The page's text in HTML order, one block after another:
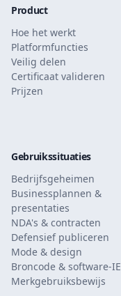
Product
Hoe het werkt
Platformfuncties
Veilig delen
Certificaat valideren
Prijzen
Gebruikssituaties
Bedrijfsgeheimen
Businessplannen &
presentaties
NDA's & contracten
Defensief publiceren
Mode & design
Broncode & software-IE
Merkgebruiksbewijs